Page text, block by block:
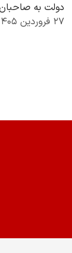
دولت به صاحبان
۲۷ فروردین ۱۴۰۵